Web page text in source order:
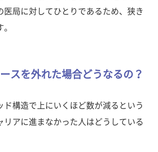
医局に対してひとりであるため、狭き
スを外れた場合どうなるの？
ド構造で上にいくほど数が減るという
リアに進まなかった人はどうしている